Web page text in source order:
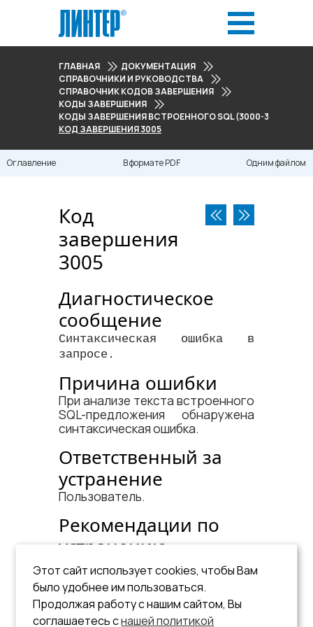
ГЛАВНАЯ
ДОКУМЕНТАЦИЯ
СПРАВОЧНИКИ И РУКОВОДСТВА
СПРАВОЧНИК КОДОВ ЗАВЕРШЕНИЯ
КОДЫ ЗАВЕРШЕНИЯ
КОДЫ ЗАВЕРШЕНИЯ ВСТРОЕННОГО SQL (3000-3008)
КОД ЗАВЕРШЕНИЯ 3005
Оглавление В формате PDF Одним файлом
Код
завершения
3005
Диагностическое
сообщение
Синтаксическая ошибка в
запросе.
Причина ошибки
При анализе текста встроенного
SQL-предложения обнаружена
синтаксическая ошибка.
Ответственный за
устранение
Пользователь.
Рекомендации по
устранению
Исправить ошибку в SQL-запросе.
См. документы:
«Справочник по SQL»;
Этот сайт использует cookies, чтобы Вам
было удобнее им пользоваться.
Продолжая работу с нашим сайтом, Вы
соглашаетесь снашей политикой